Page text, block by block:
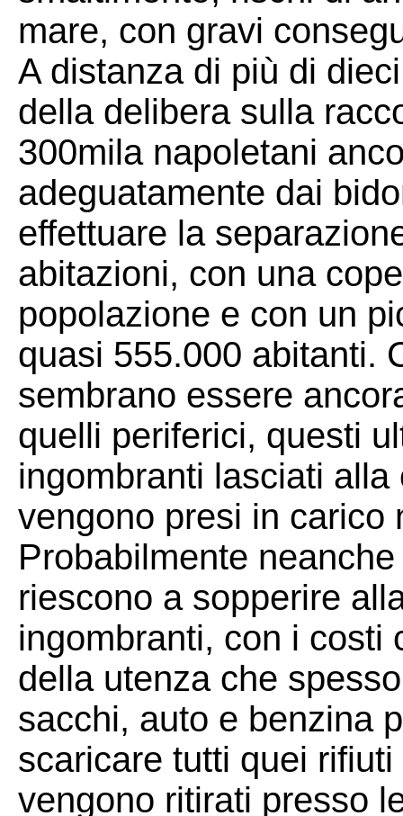
mare, con gravi
A distanza di più di
della delibera sulla
300mila napoletani
adeguatamente dai
effettuare la
abitazioni, con una
popolazione e con un
quasi 555.000 abitanti.
sembrano essere
quelli periferici, questi
ingombranti lasciati
vengono presi in carico
Probabilmente
riescono a sopperire
ingombranti, con i costi
della utenza che
sacchi, auto e benzina
scaricare tutti quei rifiuti
vengono ritirati presso